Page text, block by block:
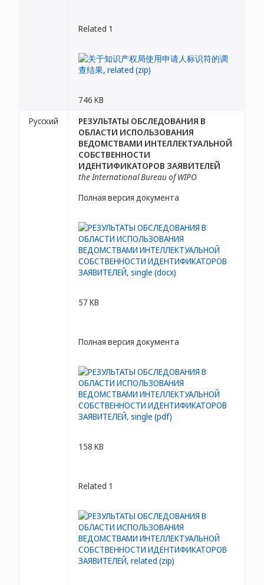
Related 1
746 KB
Русский
РЕЗУЛЬТАТЫ ОБСЛЕДОВАНИЯ В
ОБЛАСТИ ИСПОЛЬЗОВАНИЯ
ВЕДОМСТВАМИ ИНТЕЛЛЕКТУАЛЬНОЙ
СОБСТВЕННОСТИ
ИДЕНТИФИКАТОРОВ ЗАЯВИТЕЛЕЙ
the International Bureau of WIPO
Полная версия документа
57 KB
Полная версия документа
158 KB
Related 1